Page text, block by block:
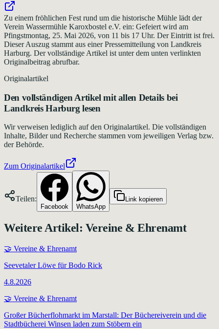
Zu einem fröhlichen Fest rund um die historische Mühle lädt der
Verein Wassermühle Karoxbostel e.V. ein: Gefeiert wird am
Pfingstmontag, 25. Mai 2026, von 11 bis 17 Uhr. Der Eintritt ist frei.
Dieser Auszug stammt aus einer Pressemitteilung von Landkreis
Harburg. Der vollständige Artikel ist unter dem unten verlinkten
Originalbeitrag abrufbar.
Originalartikel
Den vollständigen Artikel mit allen Details bei
Landkreis Harburg lesen
Wir verweisen lediglich auf den Originalartikel. Die vollständigen
Inhalte, Bilder und Recherche stammen vom jeweiligen Verlag bzw.
der Behörde.
Zum Originalartikel
Teilen:
Facebook WhatsApp
Link kopieren
Weitere Artikel: Vereine & Ehrenamt
🤝 Vereine & Ehrenamt
Seevetaler Löwe für Bodo Rick
4.8.2026
🤝 Vereine & Ehrenamt
Großer Bücherflohmarkt im Marstall: Der Büchereiverein und die
Stadtbücherei Winsen laden zum Stöbern ein